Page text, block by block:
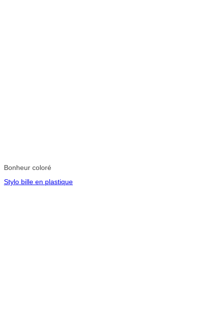
Bonheur coloré
Stylo bille en plastique